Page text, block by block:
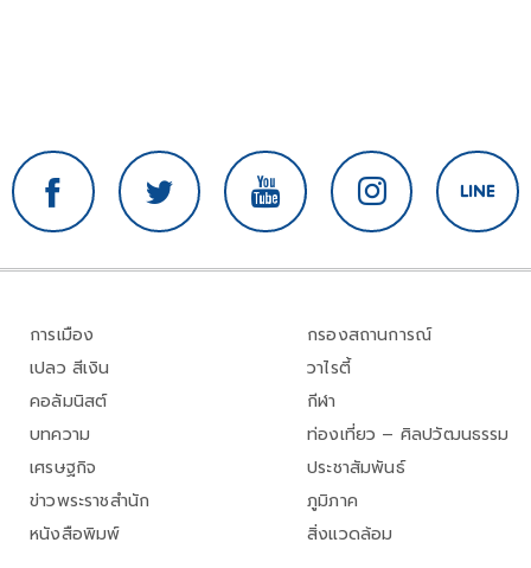
การเมือง
เปลว สีเงิน
คอลัมนิสต์
บทความ
เศรษฐกิจ
ข่าวพระราชสำนัก
หนังสือพิมพ์
กรองสถานการณ์
วาไรตี้
กีฬา
ท่องเที่ยว – ศิลปวัฒนธรรม
ประชาสัมพันธ์
ภูมิภาค
สิ่งแวดล้อม